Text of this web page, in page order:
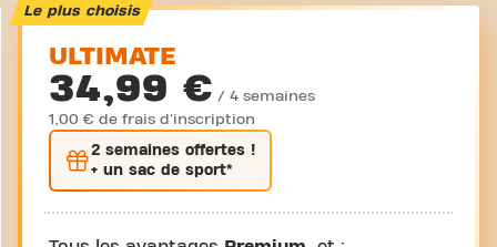
Le plus choisis
ULTIMATE
34,99 € / 4 semaines
1,00 € de frais d'inscription
2 semaines offertes !
+ un sac de sport*